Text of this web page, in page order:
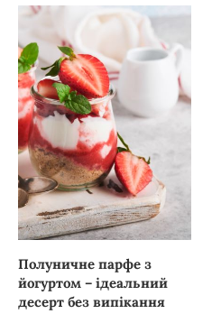
Полуничне парфе з
йогуртом – ідеальний
десерт без випікання